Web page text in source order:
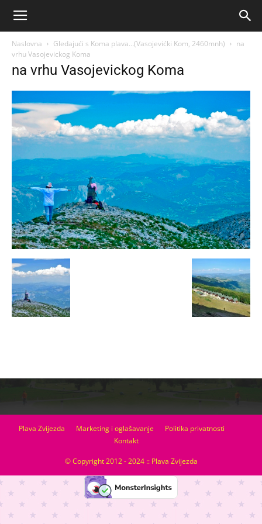
Naslovna Gledajući s Koma plava…(Vasojevićki Kom, 2460mnh)
na
vrhu Vasojevickog Koma
na vrhu Vasojevickog Koma
Plava Zvijezda Marketing i oglašavanje
Politika privatnosti
Kontakt
© Copyright 2012 - 2024 :: Plava Zvijezda